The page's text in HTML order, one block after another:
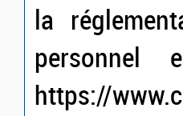
la
personnel
https://